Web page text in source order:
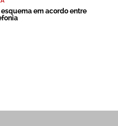
em acordo entre